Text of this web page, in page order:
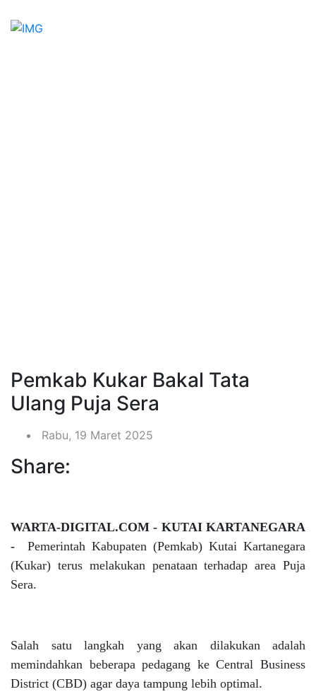
Pemkab Kukar Bakal Tata
Ulang Puja Sera
Rabu, 19 Maret 2025
Share:
WARTA-DIGITAL.COM - KUTAI KARTANEGARA
- Pemerintah Kabupaten (Pemkab) Kutai Kartanegara
(Kukar) terus melakukan penataan terhadap area Puja
Sera.
Salah satu langkah yang akan dilakukan adalah
memindahkan beberapa pedagang ke Central Business
District (CBD) agar daya tampung lebih optimal.